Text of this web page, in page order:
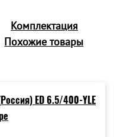
Комплектация
Похожие товары